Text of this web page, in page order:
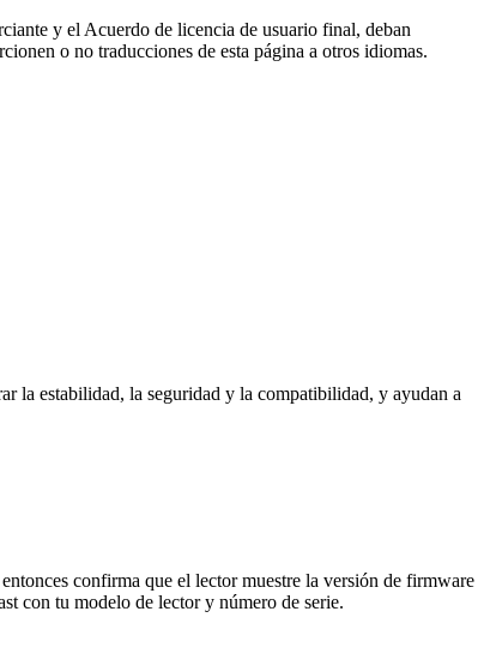
y el Acuerdo de licencia de usuario final, deban
o no traducciones de esta página a otros idiomas.
la estabilidad, la seguridad y la compatibilidad, y ayudan a
confirma que el lector muestre la versión de firmware
con tu modelo de lector y número de serie.